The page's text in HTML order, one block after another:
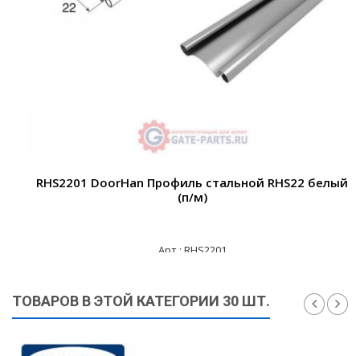
RHS2201 DoorHan Профиль стальной RHS22 белый
(п/м)
Арт.: RHS2201
ТОВАРОВ В ЭТОЙ КАТЕГОРИИ 30 ШТ.